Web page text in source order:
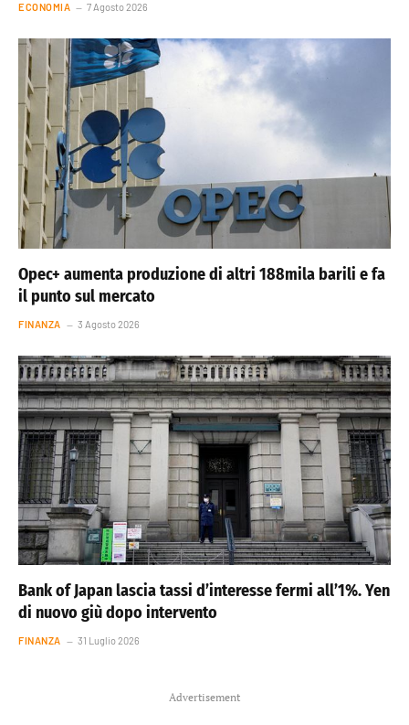
ECONOMIA 7 Agosto 2026
Opec+ aumenta produzione di altri 188mila barili e fa
il punto sul mercato
FINANZA 3 Agosto 2026
Bank of Japan lascia tassi d’interesse fermi all’1%. Yen
di nuovo giù dopo intervento
FINANZA 31 Luglio 2026
Advertisement